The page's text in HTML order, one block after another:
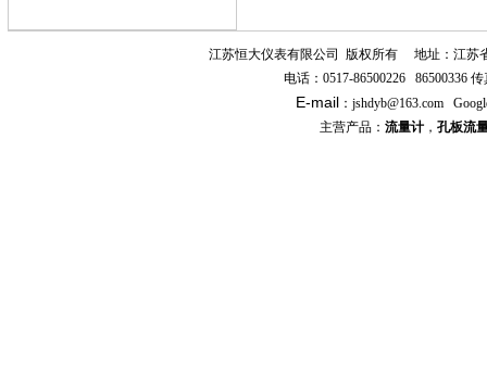
江苏恒大仪表有限公司 版权所有
地址：江苏
电话： 0517-86500226 86500336 传
E-mail ： jshdyb@163.com
主营产品： 流量计， 孔板流